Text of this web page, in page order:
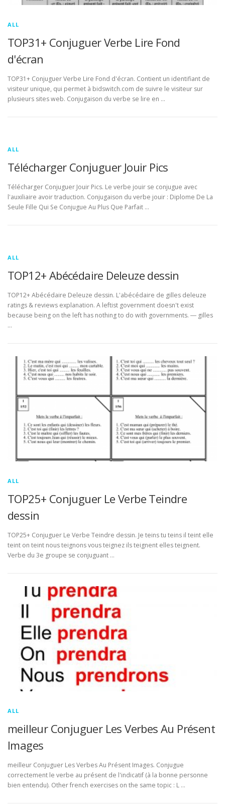
ALL
TOP31+ Conjuguer Verbe Lire Fond
d'écran
TOP31+ Conjuguer Verbe Lire Fond d'écran. Contient un identifiant de
visiteur unique, qui permet à bidswitch.com de suivre le visiteur sur
plusieurs sites web. Conjugaison du verbe se lire en …
ALL
Télécharger Conjuguer Jouir Pics
Télécharger Conjuguer Jouir Pics. Le verbe jouir se conjugue avec
l'auxiliaire avoir traduction. Conjugaison du verbe jouir : Diplome De La
Seule Fille Qui Se Conjugue Au Plus Que Parfait …
ALL
TOP12+ Abécédaire Deleuze dessin
TOP12+ Abécédaire Deleuze dessin. L'abécédaire de gilles deleuze
ratings & reviews explanation. A leftist government doesn't exist
because being on the left has nothing to do with governments. ― gilles
…
ALL
TOP25+ Conjuguer Le Verbe Teindre
dessin
TOP25+ Conjuguer Le Verbe Teindre dessin. Je teins tu teins il teint elle
teint on teint nous teignons vous teignez ils teignent elles teignent.
Verbe du 3e groupe se conjuguant …
ALL
meilleur Conjuguer Les Verbes Au Présent
Images
meilleur Conjuguer Les Verbes Au Présent Images. Conjugue
correctement le verbe au présent de l'indicatif (à la bonne personne
bien entendu). Other french exercises on the same topic : L …